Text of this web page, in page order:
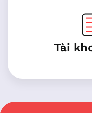
Tài